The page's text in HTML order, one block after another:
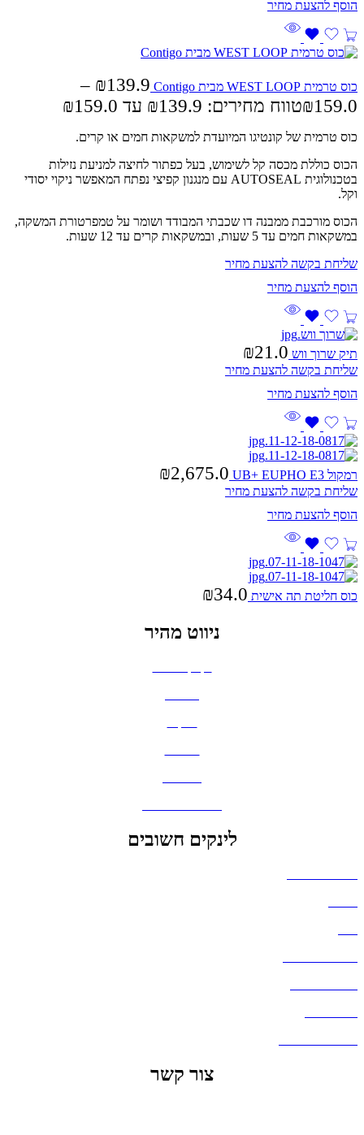
כוס טרמית WEST LOOP מבית Contigo ₪139.9
–
₪159.0 טווח מחירים: ⁦₪139.9⁩ עד ⁦₪159.0⁩
כוס טרמית של קונטיגו המיועדת למשקאות חמים או קרים.
הכוס כוללת מכסה קל לשימוש, בעל כפתור לחיצה למניעת נזילות
בטכנולוגית AUTOSEAL עם מנגנון קפיצי נפתח המאפשר ניקוי יסודי
וקל.
הכוס מורכבת ממבנה דו שכבתי המבודד ושומר על טמפרטורת המשקה,
במשקאות חמים עד 5 שעות, ובמשקאות קרים עד 12 שעות.
שליחת בקשה להצעת מחיר
תיק שרוך ווש ₪21.0
שליחת בקשה להצעת מחיר
רמקול UB+ EUPHO E3 ₪2,675.0
שליחת בקשה להצעת מחיר
כוס חליטת תה אישית ₪34.0
ניווט מהיר
לינקים חשובים
צור קשר